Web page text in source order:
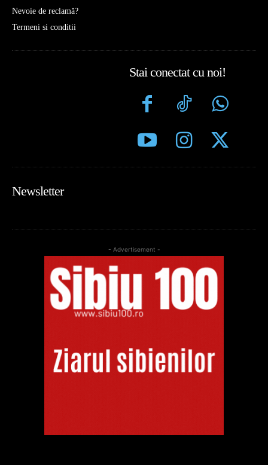
Nevoie de reclamă?
Termeni si conditii
Stai conectat cu noi!
Newsletter
- Advertisement -